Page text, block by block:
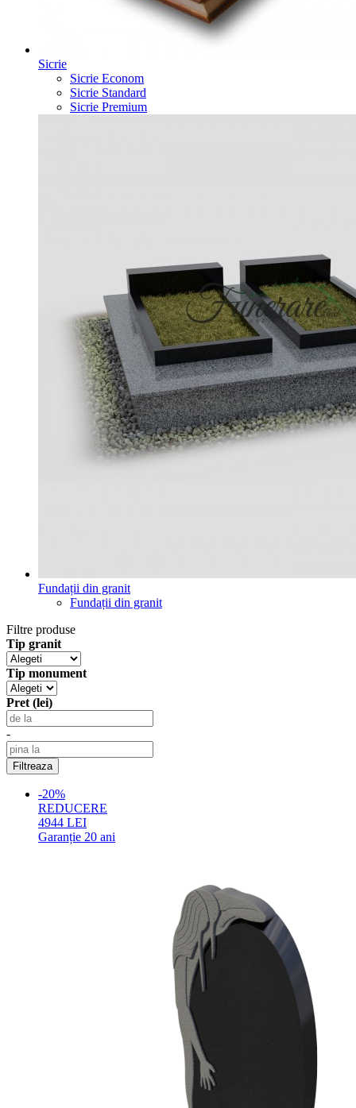
Sicrie
Sicrie Econom
Sicrie Standard
Sicrie Premium
Fundații din granit
Fundații din granit
Filtre produse
Tip granit
Tip monument
Pret (lei)
-
-20%
REDUCERE
4944 LEI
Garanție 20 ani